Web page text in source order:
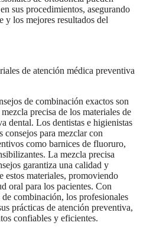
sus procedimientos, asegurando
y los mejores resultados del
de atención médica preventiva
de combinación exactos son
precisa de los materiales de
dental. Los dentistas e higienistas
consejos para mezclar con
como barnices de fluoruro,
La mezcla precisa
garantiza una calidad y
estos materiales, promoviendo
oral para los pacientes. Con
de combinación, los profesionales
prácticas de atención preventiva,
confiables y eficientes.